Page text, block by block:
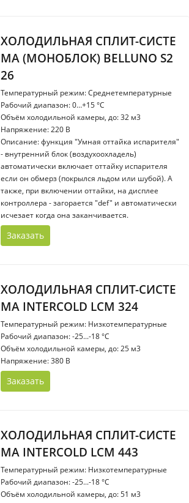
ХОЛОДИЛЬНАЯ СПЛИТ-СИСТЕ
МА (МОНОБЛОК) BELLUNO S2
26
Температурный режим: Среднетемпературные
Рабочий диапазон: 0…+15 °С
Объём холодильной камеры, до: 32 м3
Напряжение: 220 В
Описание: функция "Умная оттайка испарителя"
- внутренний блок (воздухоохладель)
автоматически включает оттайку испарителя
если он обмерз (покрылся льдом или шубой). А
также, при включении оттайки, на дисплее
контроллера - загорается "def" и автоматически
исчезает когда она заканчивается.
Заказать
ХОЛОДИЛЬНАЯ СПЛИТ-СИСТЕ
МА INTERCOLD LCM 324
Температурный режим: Низкотемпературные
Рабочий диапазон: -25...-18 °С
Объём холодильной камеры, до: 25 м3
Напряжение: 380 В
Заказать
ХОЛОДИЛЬНАЯ СПЛИТ-СИСТЕ
МА INTERCOLD LCM 443
Температурный режим: Низкотемпературные
Рабочий диапазон: -25...-18 °С
Объём холодильной камеры, до: 51 м3